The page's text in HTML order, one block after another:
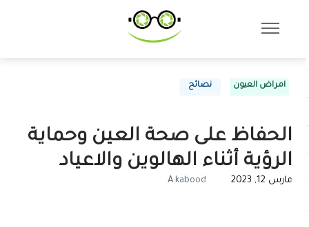
امراض العيون نصائح
الحفاظ على صحة العين وحماية
الرؤية أثناء الهالوين والاعياد
مارس 12, 2023 A.kabood